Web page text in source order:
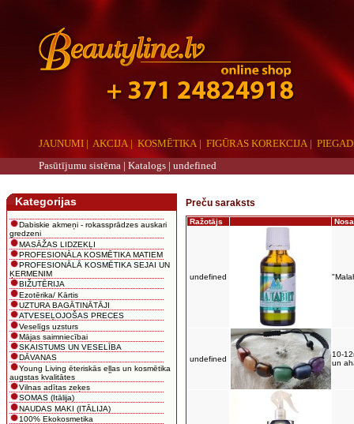
JAUNUMI | AKCIJA | KOSMĒTIKA | FIGŪRAS KOREKCIJA|
Pasūtījumu sistēma | Katalogs | undefined
Kategorijas
Dabiskie akmeņi - rokassprādzes auskari
gredzeni
MASĀŽAS LIDZEKĻI
PROFESIONĀLA KOSMĒTIKA MATIEM
PROFESIONĀLĀ KOSMĒTIKA SEJAI UN
ĶERMENIM
BIŽUTĒRIJA
Ezotērika/ Kārtis
UZTURA BAGĀTINĀTĀJI
ATVESEĻOJOŠAS PRECES
Veselīgs uzsturs
Mājas saimniecībai
SKAISTUMS UN VESELĪBA
DĀVANAS
Young Living ēteriskās eļļas un kosmētika
augstas kvalitātes
Vilnas adītas zeķes
SOMAS (Itālija)
NAUDAS MAKI (ITĀLIJA)
100% Ekokosmetika
Preču saraksts
Ražotājs
undefined
undefined
10-
un